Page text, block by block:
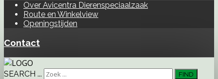
Over Avicentra Dierenspeciaalzaak
Route en Winkelview
Openingstijden
Contact
SEARCH ... FIND